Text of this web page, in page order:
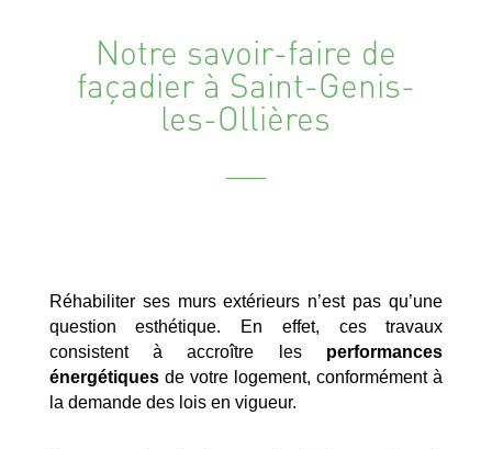
Notre savoir-faire de
façadier à Saint-Genis-
les-Ollières
Réhabiliter ses murs extérieurs n’est pas qu’une
question esthétique. En effet, ces travaux
consistent à accroître les performances
énergétiquesde votre logement, conformément à
la demande des lois en vigueur.